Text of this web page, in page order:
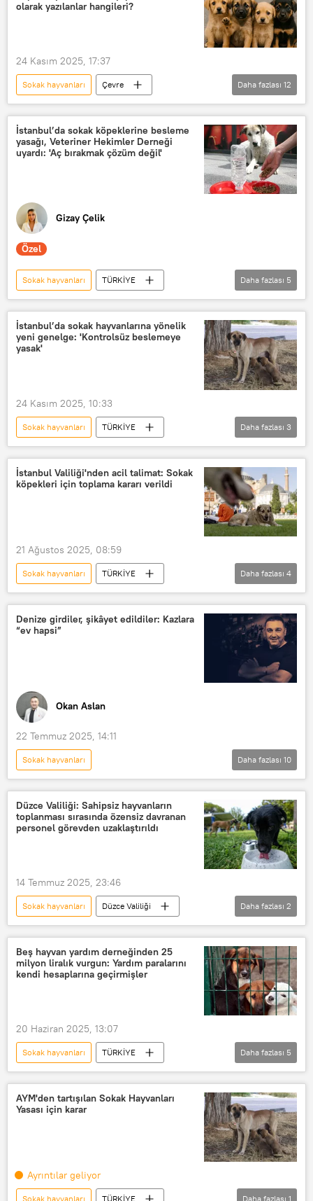
olarak yazılanlar hangileri?
24 Kasım 2025, 17:37
Sokak hayvanları
Çevre
Galapagos Adaları
Santiago Adası
ABD
YAŞAM
Türkiye
Köpek
Sokak köpeği
Batı
Daha fazlası 12
İstanbul’da sokak köpeklerine besleme
yasağı, Veteriner Hekimler Derneği
uyardı: 'Aç bırakmak çözüm değil'
Gizay Çelik
Özel
Sokak hayvanları
TÜRKİYE
İstanbul Valiliği
sokak
Sokak köpeği
Genelge
Beslenme
Daha fazlası 5
İstanbul’da sokak hayvanlarına yönelik
yeni genelge: 'Kontrolsüz beslemeye
yasak'
24 Kasım 2025, 10:33
Sokak hayvanları
TÜRKİYE
İstanbul Valiliği
sokak
Sokak köpeği
Daha fazlası 3
İstanbul Valiliği'nden acil talimat: Sokak
köpekleri için toplama kararı verildi
21 Ağustos 2025, 08:59
Sokak hayvanları
TÜRKİYE
İstanbul Valiliği
İstanbul Büyükşehir Belediyesi (İBB)
Hayvan hakları
Daha fazlası 4
Denize girdiler, şikâyet edildiler: Kazlara
“ev hapsi”
Okan Aslan
22 Temmuz 2025, 14:11
Sokak hayvanları
OKAN ASLAN İLE GÜN ORTASI
Türkiye
Haberler
Erdek
Kaz
ev hapsi
Daha fazlası 10
Düzce Valiliği: Sahipsiz hayvanların
toplanması sırasında özensiz davranan
personel görevden uzaklaştırıldı
14 Temmuz 2025, 23:46
Sokak hayvanları
Düzce Valiliği
TÜRKİYE
Hayvan hakları
Daha fazlası 2
Beş hayvan yardım derneğinden 25
milyon liralık vurgun: Yardım paralarını
kendi hesaplarına geçirmişler
20 Haziran 2025, 13:07
Sokak hayvanları
TÜRKİYE
MASAK
Cumhuriyet Başsavcılığı
Ankara
dernek
Dolandırıcılık
Nitelikli dolandırıcılık
Daha fazlası 5
AYM'den tartışılan Sokak Hayvanları
Yasası için karar
Ayrıntılar geliyor
Sokak hayvanları
TÜRKİYE
Daha fazlası 1